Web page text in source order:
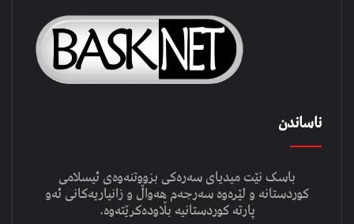
ناساندن
باسک نێت میدیای سەرەکی بزووتنەوەی ئیسلامی
کوردستانە و لێرەوە سەرجەم هەواڵ و زانیاریەکانی ئەو
پارتە کوردستانیە بڵاودەکرێتەوە.